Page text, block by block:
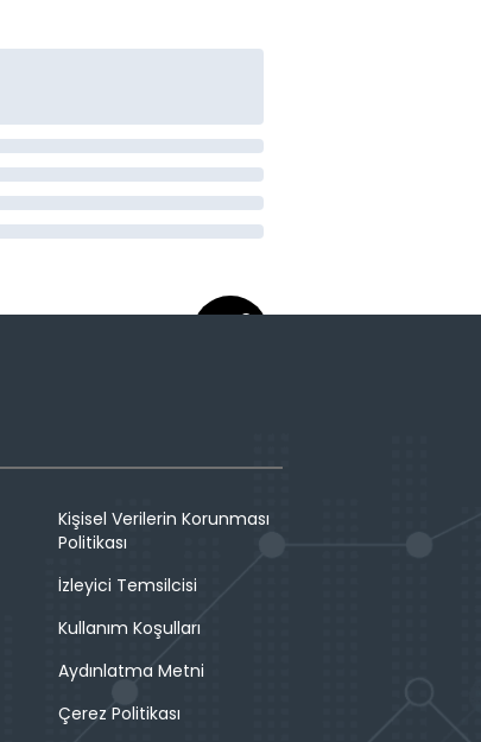
Kişisel Verilerin Korunması
Politikası
İzleyici Temsilcisi
Kullanım Koşulları
Aydınlatma Metni
Çerez Politikası